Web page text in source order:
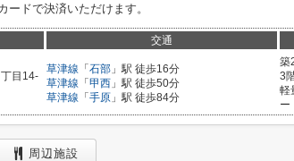
ードで決済いただけます。
交通
丁目14-
草津線 「 石部 」駅 徒歩16分
草津線 「 甲西 」駅 徒歩50分
草津線 「 手原 」駅 徒歩84分
築
3
軽
ー
周辺施設